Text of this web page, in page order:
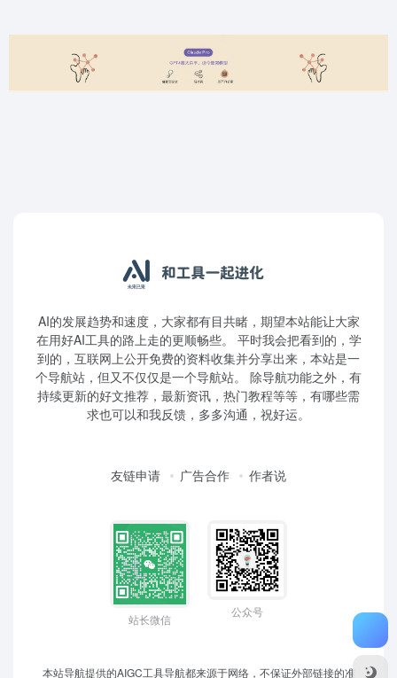
AI的发展趋势和速度，大家都有目共睹，期望本站能让大家
在用好AI工具的路上走的更顺畅些。 平时我会把看到的，学
到的，互联网上公开免费的资料收集并分享出来，本站是一
个导航站，但又不仅仅是一个导航站。 除导航功能之外，有
持续更新的好文推荐，最新资讯，热门教程等等，有哪些需
求也可以和我反馈，多多沟通，祝好运。
友链申请 广告合作 作者说
站长微信
公众号
本站导航提供的AIGC工具导航都来源于网络，不保证外部链接的准